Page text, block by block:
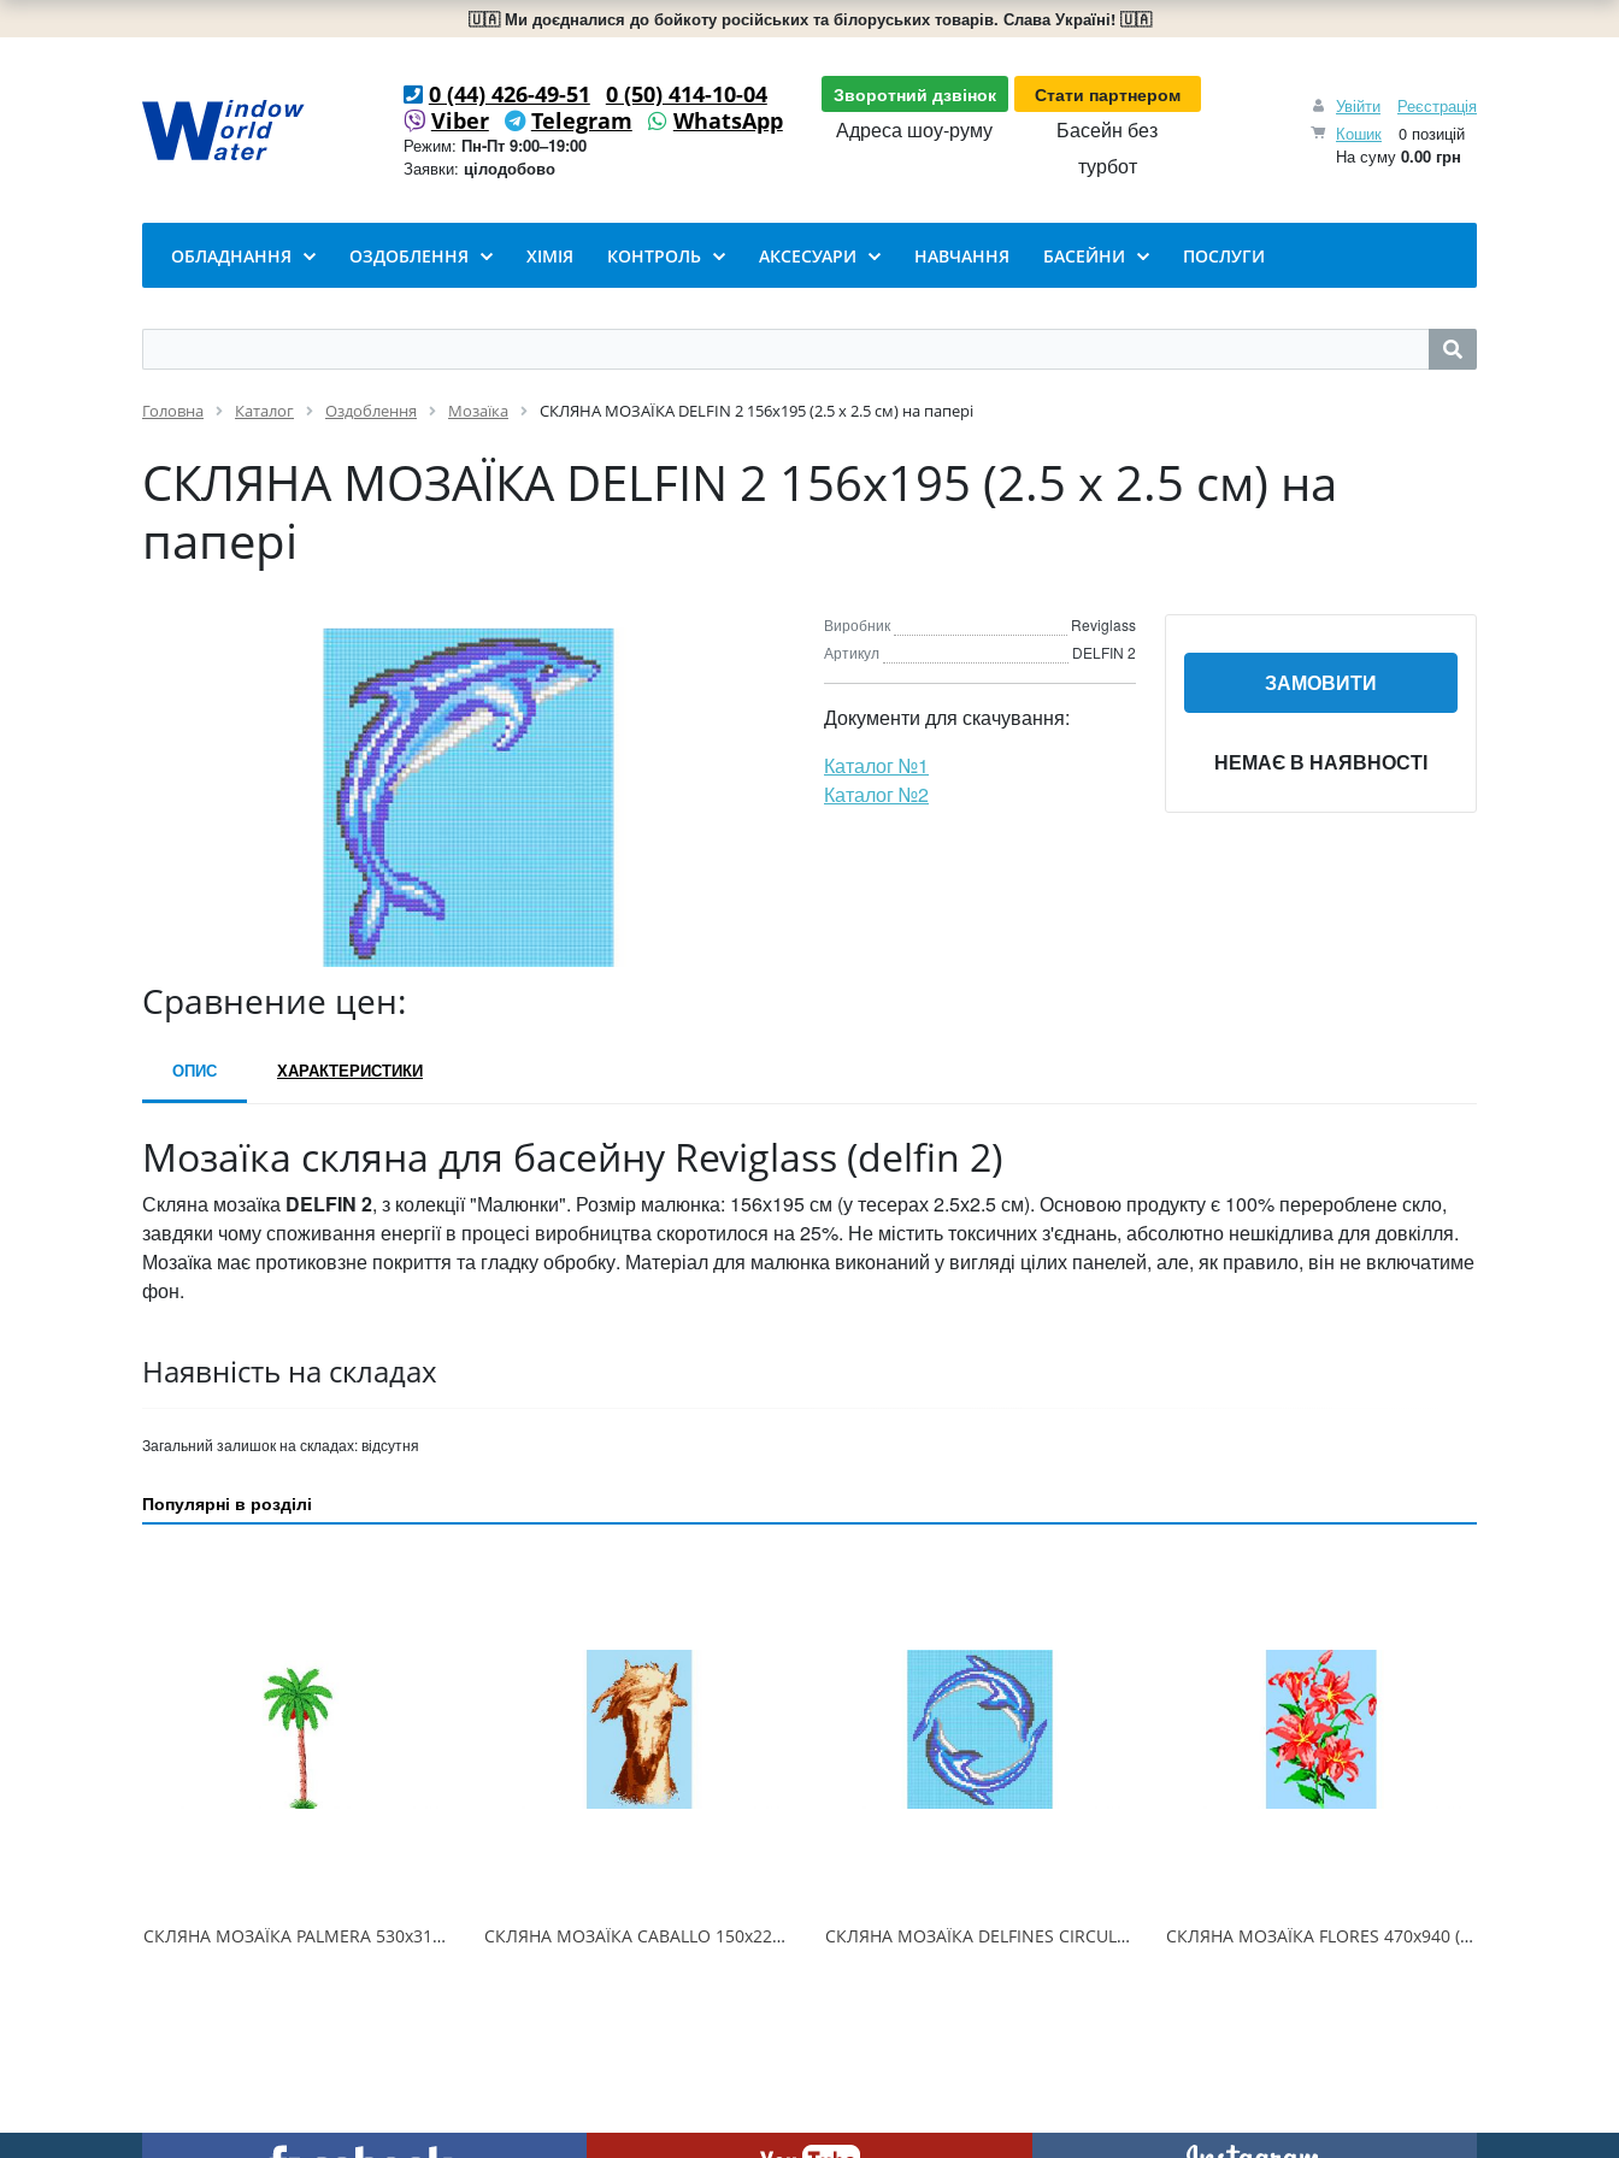
🇺🇦 Ми доєдналися до бойкоту російських та білоруських товарів. Слава Україні! 🇺🇦
Увійти
Реєстрація
Кошик
0 позицій
На суму 0.00 грн
0 (44) 426-49-51
0 (50) 414-10-04
Viber
Telegram WhatsApp
Режим: Пн-Пт 9:00–19:00
Заявки: цілодобово
Зворотний дзвінок Стати партнером
Адреса шоу-руму
Басейн без
турбот
ОБЛАДНАННЯ ОЗДОБЛЕННЯ ХІМІЯ КОНТРОЛЬ АКСЕСУАРИ НАВЧАННЯ БАСЕЙНИ ПОСЛУГИ
Головна Каталог Оздоблення Мозаїка СКЛЯНА МОЗАЇКА DELFIN 2 156х195 (2.5 x 2.5 см) на папері
СКЛЯНА МОЗАЇКА DELFIN 2 156х195 (2.5 x 2.5 см) на
папері
Виробник
Reviglass
Артикул
DELFIN 2
Документи для скачування:
Каталог №1
Каталог №2
ЗАМОВИТИ
НЕМАЄ В НАЯВНОСТІ
Сравнение цен:
ОПИС ХАРАКТЕРИСТИКИ
Мозаїка скляна для басейну Reviglass (delfin 2)
Скляна мозаїка DELFIN 2, з колекції "Малюнки". Розмір малюнка: 156х195 см (у тесерах 2.5х2.5 см). Основою продукту є 100% перероблене скло,
завдяки чому споживання енергії в процесі виробництва скоротилося на 25%. Не містить токсичних з'єднань, абсолютно нешкідлива для довкілля.
Мозаїка має протиковзне покриття та гладку обробку. Матеріал для малюнка виконаний у вигляді цілих панелей, але, як правило, він не включатиме
фон.
Наявність на складах
Загальний залишок на складах:відсутня
Популярні в розділі
СКЛЯНА МОЗАЇКА PALMERA 530х310 (2.5 x 2.5 см) на папері СКЛЯНА МОЗАЇКА CABALLO 150х225 (2.5 x 2.5 см) на папері СКЛЯНА МОЗАЇКА DELFINES CIRCULO 190х215 (2.5 x 2.5 см) на папері СКЛЯНА МОЗАЇКА FLORES 470х940 (2.5 x 2.5 см) на папері